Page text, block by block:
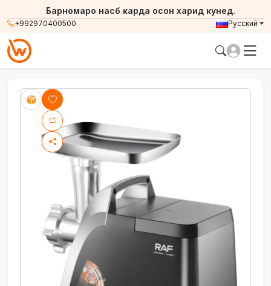
+992970400500
Барномаро насб карда осон харид кунед.
Русский